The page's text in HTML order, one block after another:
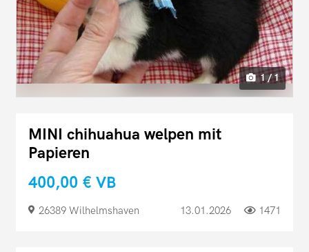
1 / 1
MINI chihuahua welpen mit
Papieren
400,00 € VB
26389 Wilhelmshaven 13.01.2026 1471